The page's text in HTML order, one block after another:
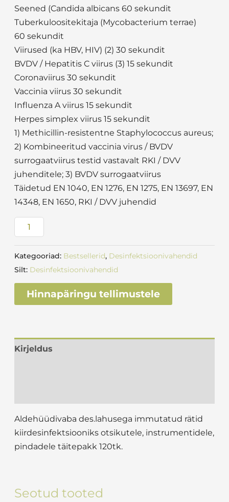
Seened (Candida albicans 60 sekundit
Tuberkuloositekitaja (Mycobacterium terrae)
60 sekundit
Viirused (ka HBV, HIV) (2) 30 sekundit
BVDV / Hepatitis C viirus (3) 15 sekundit
Coronaviirus 30 sekundit
Vaccinia viirus 30 sekundit
Influenza A viirus 15 sekundit
Herpes simplex viirus 15 sekundit
1) Methicillin-resistentne Staphylococcus aureus;
2) Kombineeritud vaccinia virus / BVDV
surrogaatviirus testid vastavalt RKI / DVV
juhenditele; 3) BVDV surrogaatviirus
Täidetud EN 1040, EN 1276, EN 1275, EN 13697, EN
14348, EN 1650, RKI / DVV juhendid
Kategooriad: Bestsellerid, Desinfektsioonivahendid
Silt: Desinfektsioonivahendid
Hinnapäringu tellimustele
Kirjeldus
Aldehüüdivaba des.lahusega immutatud rätid
kiirdesinfektsiooniks otsikutele, instrumentidele,
pindadele täitepakk 120tk.
Seotud tooted